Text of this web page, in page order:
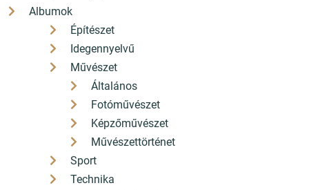
Albumok
Építészet
Idegennyelvű
Művészet
Általános
Fotóművészet
Képzőművészet
Művészettörténet
Sport
Technika
AKCIÓS
Anya-nyelv-tudor
/Irdalmi és nyelvi
játékok, fejtörők